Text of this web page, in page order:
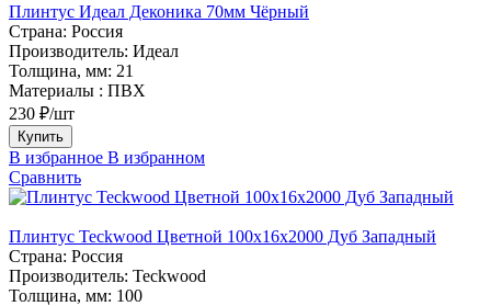
Плинтус Идеал Деконика 70мм Чёрный
Страна: Россия
Производитель: Идеал
Толщина, мм: 21
Материалы : ПВХ
230 ₽/шт
Купить
В избранное В избранном
Сравнить
Плинтус Teckwood Цветной 100x16х2000 Дуб Западный
Страна: Россия
Производитель: Teckwood
Толщина, мм: 100